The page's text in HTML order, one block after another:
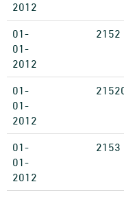
2012
01-
01-
2012
2152
01-
01-
2012
01-
01-
2012
2153